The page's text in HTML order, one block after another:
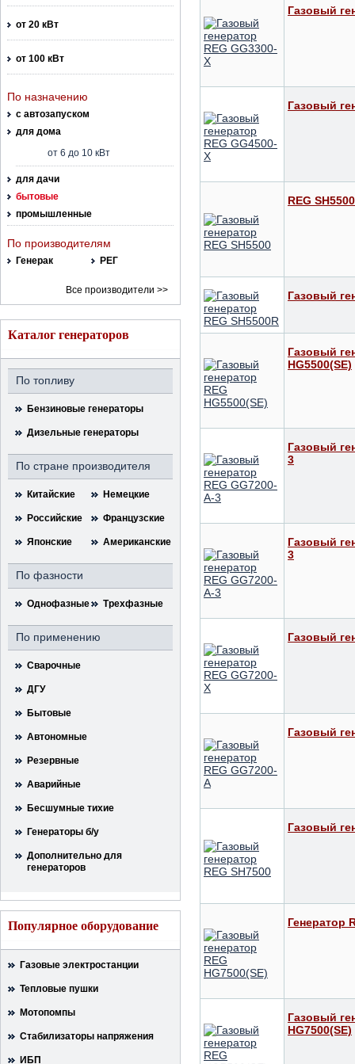
от 20 кВт
от 100 кВт
По назначению
с автозапуском
для дома
от 6 до 10 кВт
для дачи
бытовые
промышленные
По производителям
Генерак РЕГ
Все производители >>
Каталог генераторов
По топливу
Бензиновые генераторы
Дизельные генераторы
По стране производителя
Китайские Немецкие
Российские Французские
Японские Американские
По фазности
Однофазные Трехфазные
По применению
Сварочные
ДГУ
Бытовые
Автономные
Резервные
Аварийные
Бесшумные тихие
Генераторы б/у
Дополнительно для
генераторов
Популярное оборудование
Газовые электростанции
Тепловые пушки
Мотопомпы
Стабилизаторы напряжения
ИБП
Газовый
Газовый
REG SH5500
Газовый
Газовый
HG5500(SE)
Газовый
3
Газовый
3
Газовый
Газовый
Газовый
Генератор
Газовый
HG7500(SE)